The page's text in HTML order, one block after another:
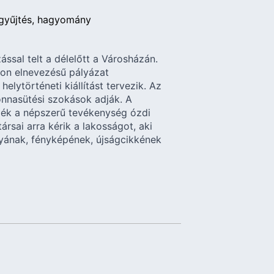
hagyomány
telt a délelőtt a Városházán.
elnevezésű pályázat
kiállítást tervezik. Az
szokások adják. A
a népszerű tevékenység ózdi
arra kérik a lakosságot, aki
fényképének, újságcikkének